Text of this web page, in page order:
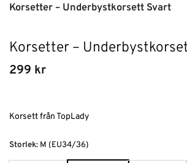
Korsetter – Underbystkorsett Svart
Korsetter –
299 kr
Korsett från TopLady
Storlek: M (EU34/36)
Alternative: